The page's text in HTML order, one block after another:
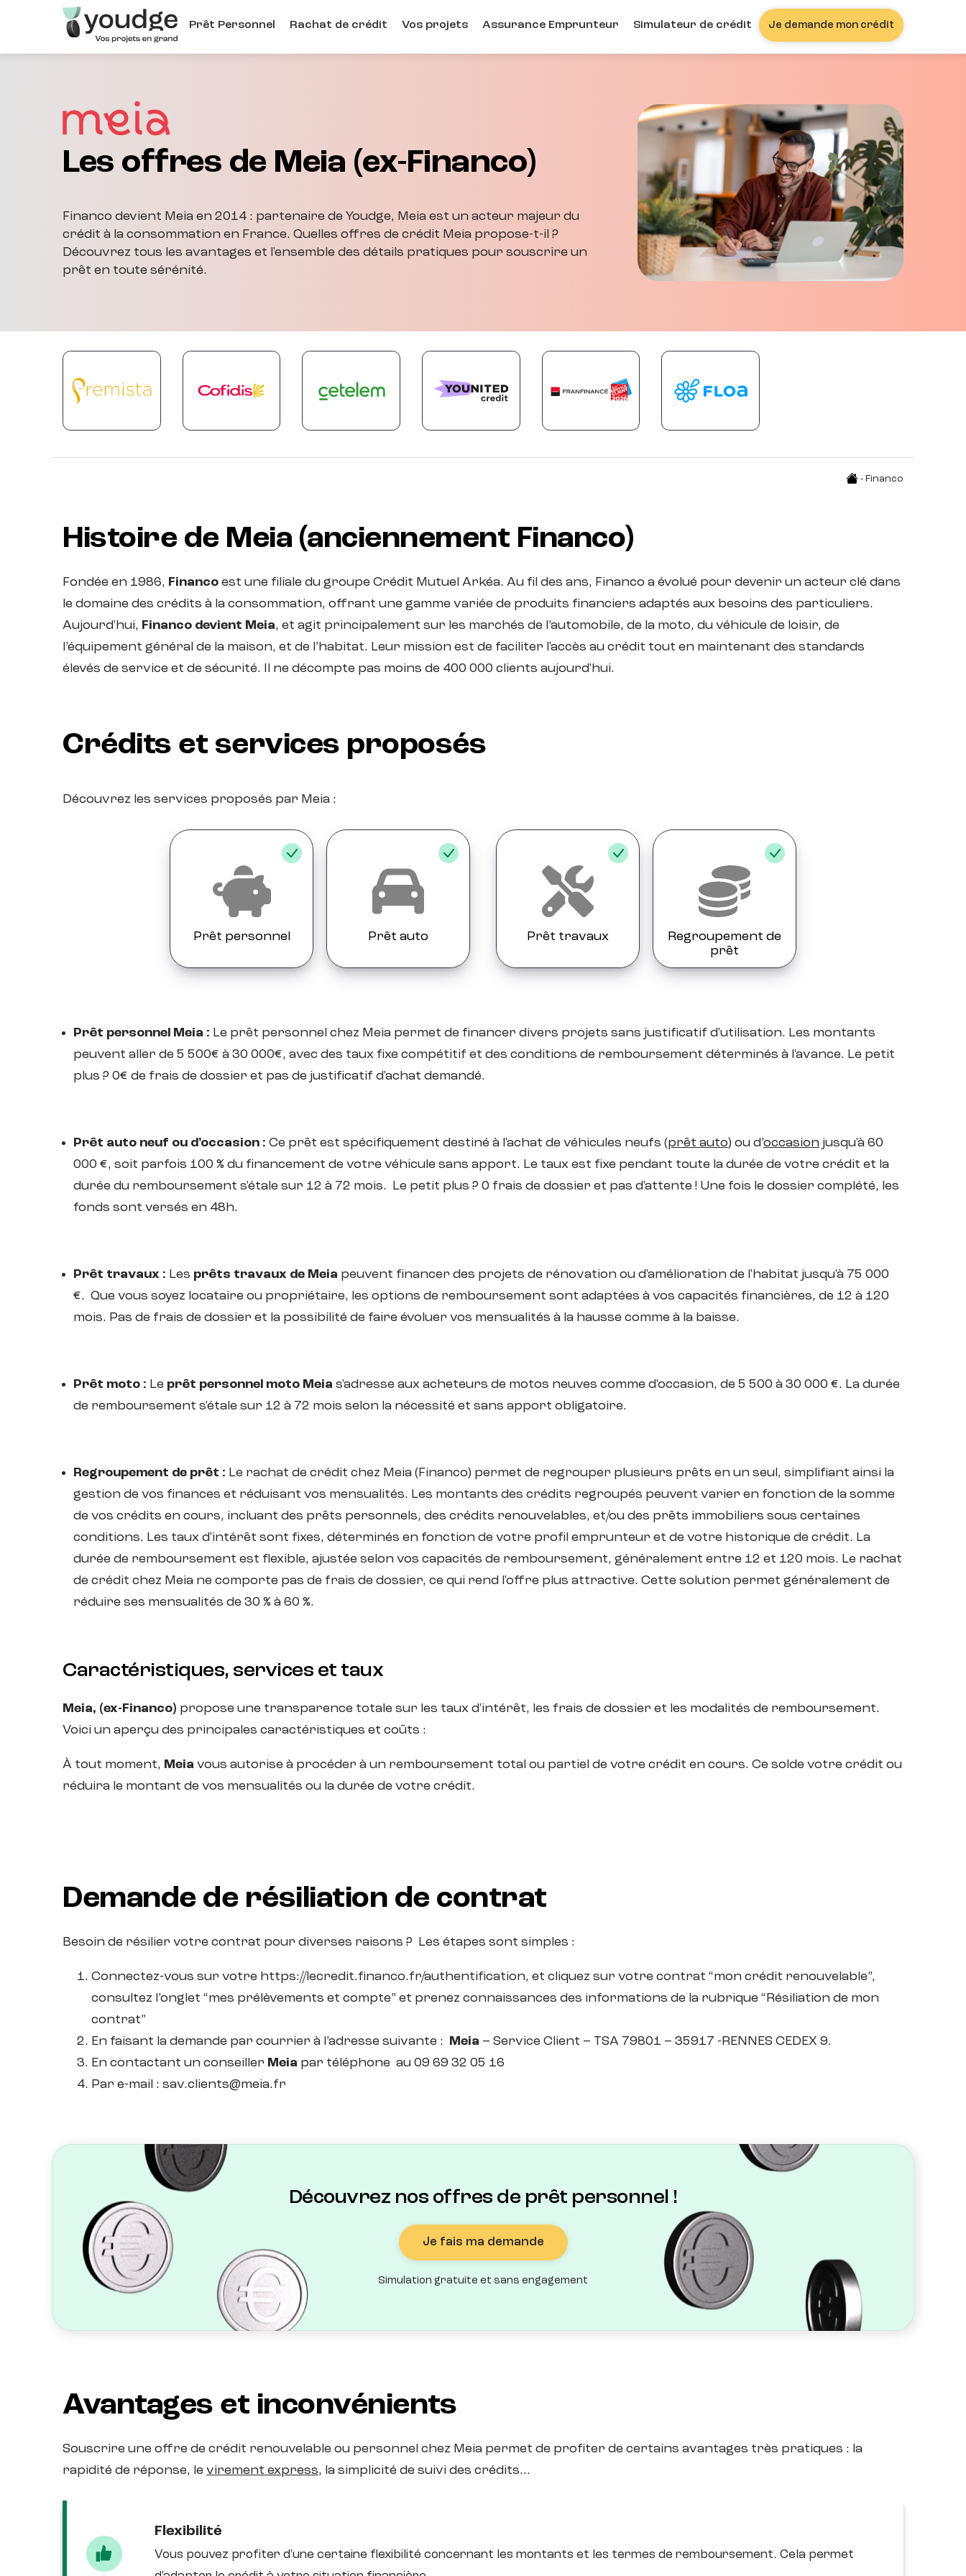
contenu
Prêt Personnel Rachat de crédit Vos projets Assurance Emprunteur Simulateur de crédit Je demande mon crédit
Les offres de Meia (ex-Financo)
Financo devient Meia en 2014 : partenaire de Youdge, Meia est un acteur majeur du
crédit à la consommation en France. Quelles offres de crédit Meia propose-t-il ?
Découvrez tous les avantages et l'ensemble des détails pratiques pour souscrire un
prêt en toute sérénité.
- Financo
Histoire de Meia (anciennement Financo)
Fondée en 1986, Financo est une filiale du groupe Crédit Mutuel Arkéa. Au fil des ans, Financo a évolué pour devenir un acteur clé dans
le domaine des crédits à la consommation, offrant une gamme variée de produits financiers adaptés aux besoins des particuliers.
Aujourd'hui, Financo devient Meia, et agit principalement sur les marchés de l’automobile, de la moto, du véhicule de loisir, de
l’équipement général de la maison, et de l’habitat. Leur mission est de faciliter l'accès au crédit tout en maintenant des standards
élevés de service et de sécurité. Il ne décompte pas moins de 400 000 clients aujourd'hui.
Crédits et services proposés
Découvrez les services proposés par Meia :
Prêt personnel Prêt auto Prêt travaux
Regroupement de
prêt
Prêt personnel Meia : Le prêt personnel chez Meia permet de financer divers projets sans justificatif d'utilisation. Les montants
peuvent aller de 5 500€ à 30 000€, avec des taux fixe compétitif et des conditions de remboursement déterminés à l'avance. Le petit
plus ? 0€ de frais de dossier et pas de justificatif d'achat demandé.
Prêt auto neuf ou d'occasion : Ce prêt est spécifiquement destiné à l'achat de véhicules neufs (prêt auto) ou d’occasion jusqu'à 60
000 €, soit parfois 100 % du financement de votre véhicule sans apport. Le taux est fixe pendant toute la durée de votre crédit et la
durée du remboursement s'étale sur 12 à 72 mois. Le petit plus ? 0 frais de dossier et pas d'attente ! Une fois le dossier complété, les
fonds sont versés en 48h.
Prêt travaux : Les prêts travaux de Meia peuvent financer des projets de rénovation ou d'amélioration de l'habitat jusqu'à 75 000
€. Que vous soyez locataire ou propriétaire, les options de remboursement sont adaptées à vos capacités financières, de 12 à 120
mois. Pas de frais de dossier et la possibilité de faire évoluer vos mensualités à la hausse comme à la baisse.
Prêt moto : Le prêt personnel moto Meia s'adresse aux acheteurs de motos neuves comme d'occasion, de 5 500 à 30 000 €. La durée
de remboursement s'étale sur 12 à 72 mois selon la nécessité et sans apport obligatoire.
Regroupement de prêt : Le rachat de crédit chez Meia (Financo) permet de regrouper plusieurs prêts en un seul, simplifiant ainsi la
gestion de vos finances et réduisant vos mensualités. Les montants des crédits regroupés peuvent varier en fonction de la somme
de vos crédits en cours, incluant des prêts personnels, des crédits renouvelables, et/ou des prêts immobiliers sous certaines
conditions. Les taux d'intérêt sont fixes, déterminés en fonction de votre profil emprunteur et de votre historique de crédit. La
durée de remboursement est flexible, ajustée selon vos capacités de remboursement, généralement entre 12 et 120 mois. Le rachat
de crédit chez Meia ne comporte pas de frais de dossier, ce qui rend l'offre plus attractive. Cette solution permet généralement de
réduire ses mensualités de 30 % à 60 %.
Caractéristiques, services et taux
Meia, (ex-Financo) propose une transparence totale sur les taux d'intérêt, les frais de dossier et les modalités de remboursement.
Voici un aperçu des principales caractéristiques et coûts :
À tout moment, Meia vous autorise à procéder à un remboursement total ou partiel de votre crédit en cours. Ce solde votre crédit ou
réduira le montant de vos mensualités ou la durée de votre crédit.
Demande de résiliation de contrat
Besoin de résilier votre contrat pour diverses raisons ? Les étapes sont simples :
Connectez-vous sur votre https://lecredit.financo.fr/authentification, et cliquez sur votre contrat “mon crédit renouvelable”,
consultez l’onglet “mes prélèvements et compte” et prenez connaissances des informations de la rubrique “Résiliation de mon
contrat”
En faisant la demande par courrier à l’adresse suivante :
Meia – Service Client – TSA 79801 – 35917 -RENNES CEDEX 9.
En contactant un conseiller Meia par téléphone au 09 69 32 05 16
Par e-mail : sav.clients@meia.fr
Découvrez nos offres de prêt personnel !
Je fais ma demande
Simulation gratuite et sans engagement
Avantages et inconvénients
Souscrire une offre de crédit renouvelable ou personnel chez Meia permet de profiter de certains avantages très pratiques : la
rapidité de réponse, le virement express, la simplicité de suivi des crédits…
Flexibilité
Vous pouvez profiter d'une certaine flexibilité concernant les montants et les termes de remboursement. Cela permet